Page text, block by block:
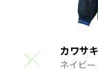
カワサ
ネイビー